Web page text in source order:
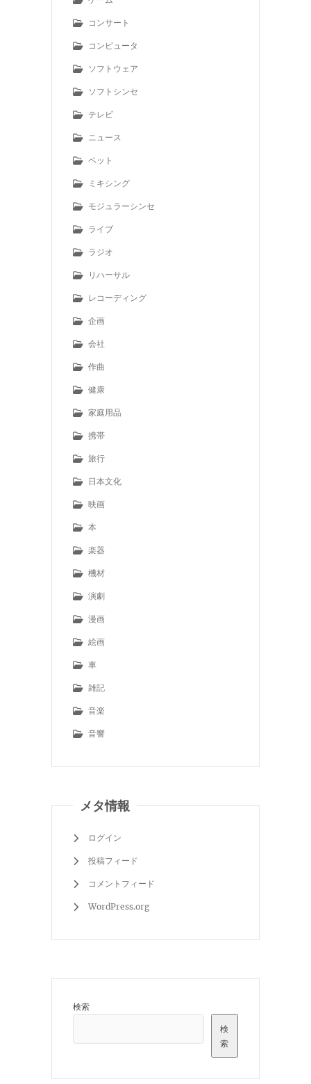
コンサート
コンピュータ
ソフトウェア
ソフトシンセ
テレビ
ニュース
ペット
ミキシング
モジュラーシンセ
ライブ
ラジオ
リハーサル
レコーディング
企画
会社
作曲
健康
家庭用品
携帯
旅行
日本文化
映画
本
楽器
機材
演劇
漫画
絵画
車
雑記
音楽
音響
メタ情報
ログイン
投稿フィード
コメントフィード
WordPress.org
検索
検
索